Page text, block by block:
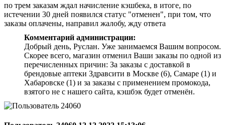
по трем заказам ждал начисление кэшбека, в итоге, по
истечении 30 дней появился статус "отменен", при том, что
заказы оплачены, направил жалобу, жду ответа
Комментарий администрации:
Добрый день, Руслан. Уже занимаемся Вашим вопросом.
Скорее всего, магазин отменил Ваши заказы по одной из
перечисленных причин: За заказы с доставкой в
брендовые аптеки Здравсити в Москве (6), Самаре (1) и
Хабаровске (1) и за заказы с применением промокода,
взятого не с нашего сайта, кэшбэк будет отменён.